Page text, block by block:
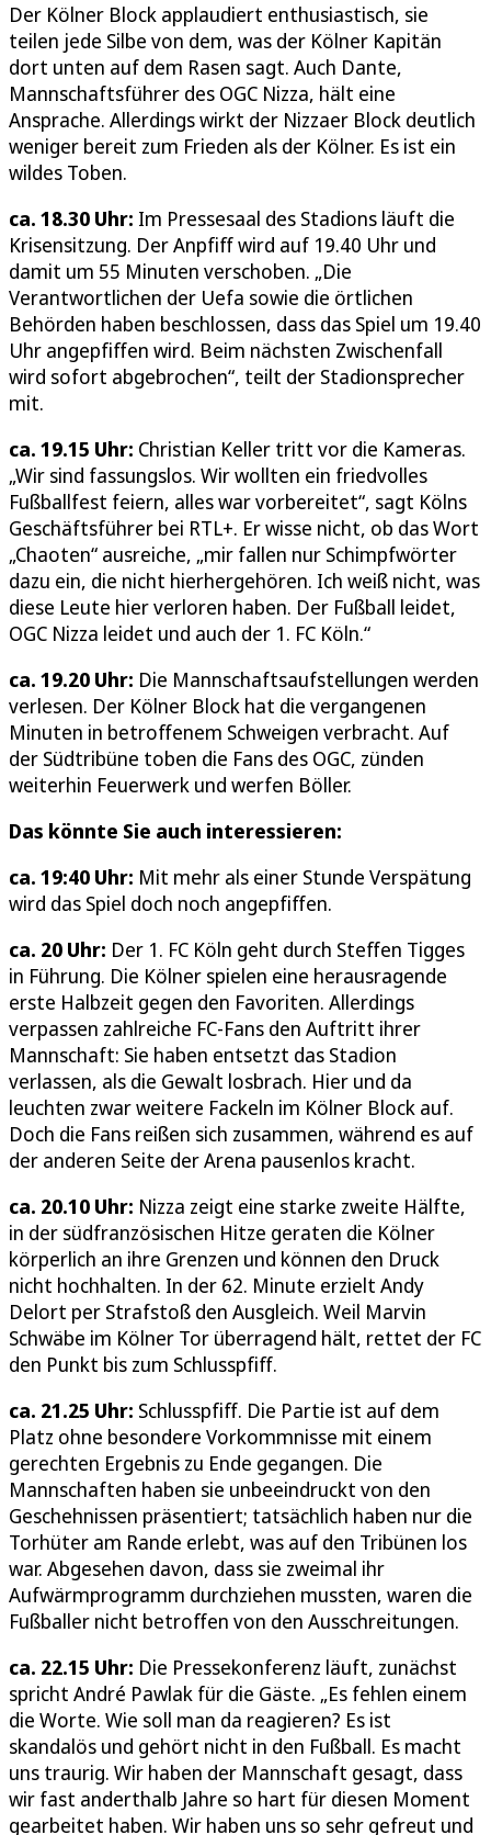
Der Kölner Block applaudiert enthusiastisch, sie
teilen jede Silbe von dem, was der Kölner Kapitän
dort unten auf dem Rasen sagt. Auch Dante,
Mannschaftsführer des OGC Nizza, hält eine
Ansprache. Allerdings wirkt der Nizzaer Block deutlich
weniger bereit zum Frieden als der Kölner. Es ist ein
wildes Toben.
ca. 18.30 Uhr: Im Pressesaal des Stadions läuft die
Krisensitzung. Der Anpfiff wird auf 19.40 Uhr und
damit um 55 Minuten verschoben. „Die
Verantwortlichen der Uefa sowie die örtlichen
Behörden haben beschlossen, dass das Spiel um 19.40
Uhr angepfiffen wird. Beim nächsten Zwischenfall
wird sofort abgebrochen“, teilt der Stadionsprecher
mit.
ca. 19.15 Uhr: Christian Keller tritt vor die Kameras.
„Wir sind fassungslos. Wir wollten ein friedvolles
Fußballfest feiern, alles war vorbereitet“, sagt Kölns
Geschäftsführer bei RTL+. Er wisse nicht, ob das Wort
„Chaoten“ ausreiche, „mir fallen nur Schimpfwörter
dazu ein, die nicht hierhergehören. Ich weiß nicht, was
diese Leute hier verloren haben. Der Fußball leidet,
OGC Nizza leidet und auch der 1. FC Köln.“
ca. 19.20 Uhr: Die Mannschaftsaufstellungen werden
verlesen. Der Kölner Block hat die vergangenen
Minuten in betroffenem Schweigen verbracht. Auf
der Südtribüne toben die Fans des OGC, zünden
weiterhin Feuerwerk und werfen Böller.
Das könnte Sie auch interessieren:
ca. 19:40 Uhr: Mit mehr als einer Stunde Verspätung
wird das Spiel doch noch angepfiffen.
ca. 20 Uhr: Der 1. FC Köln geht durch Steffen Tigges
in Führung. Die Kölner spielen eine herausragende
erste Halbzeit gegen den Favoriten. Allerdings
verpassen zahlreiche FC-Fans den Auftritt ihrer
Mannschaft: Sie haben entsetzt das Stadion
verlassen, als die Gewalt losbrach. Hier und da
leuchten zwar weitere Fackeln im Kölner Block auf.
Doch die Fans reißen sich zusammen, während es auf
der anderen Seite der Arena pausenlos kracht.
ca. 20.10 Uhr: Nizza zeigt eine starke zweite Hälfte,
in der südfranzösischen Hitze geraten die Kölner
körperlich an ihre Grenzen und können den Druck
nicht hochhalten. In der 62. Minute erzielt Andy
Delort per Strafstoß den Ausgleich. Weil Marvin
Schwäbe im Kölner Tor überragend hält, rettet der FC
den Punkt bis zum Schlusspfiff.
ca. 21.25 Uhr: Schlusspfiff. Die Partie ist auf dem
Platz ohne besondere Vorkommnisse mit einem
gerechten Ergebnis zu Ende gegangen. Die
Mannschaften haben sie unbeeindruckt von den
Geschehnissen präsentiert; tatsächlich haben nur die
Torhüter am Rande erlebt, was auf den Tribünen los
war. Abgesehen davon, dass sie zweimal ihr
Aufwärmprogramm durchziehen mussten, waren die
Fußballer nicht betroffen von den Ausschreitungen.
ca. 22.15 Uhr: Die Pressekonferenz läuft, zunächst
spricht André Pawlak für die Gäste. „Es fehlen einem
die Worte. Wie soll man da reagieren? Es ist
skandalös und gehört nicht in den Fußball. Es macht
uns traurig. Wir haben der Mannschaft gesagt, dass
wir fast anderthalb Jahre so hart für diesen Moment
gearbeitet haben. Wir haben uns so sehr gefreut und